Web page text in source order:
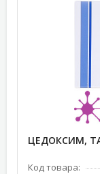
ЦЕДОКСИМ,
Код товара: